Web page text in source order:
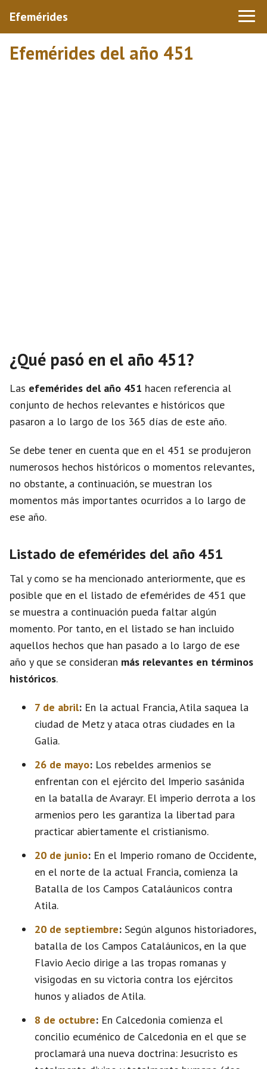
Efemérides
Efemérides del año 451
¿Qué pasó en el año 451?
Las efemérides del año 451 hacen referencia al
conjunto de hechos relevantes e históricos que
pasaron a lo largo de los 365 días de este año.
Se debe tener en cuenta que en el 451 se produjeron
numerosos hechos históricos o momentos relevantes,
no obstante, a continuación, se muestran los
momentos más importantes ocurridos a lo largo de
ese año.
Listado de efemérides del año 451
Tal y como se ha mencionado anteriormente, que es
posible que en el listado de efemérides de 451 que
se muestra a continuación pueda faltar algún
momento. Por tanto, en el listado se han incluido
aquellos hechos que han pasado a lo largo de ese
año y que se consideran más relevantes en términos
históricos.
7 de abril: En la actual Francia, Atila saquea la
ciudad de Metz y ataca otras ciudades en la
Galia.
26 de mayo: Los rebeldes armenios se
enfrentan con el ejército del Imperio sasánida
en la batalla de Avarayr. El imperio derrota a los
armenios pero les garantiza la libertad para
practicar abiertamente el cristianismo.
20 de junio: En el Imperio romano de Occidente,
en el norte de la actual Francia, comienza la
Batalla de los Campos Cataláunicos contra
Atila.
20 de septiembre: Según algunos historiadores,
batalla de los Campos Cataláunicos, en la que
Flavio Aecio dirige a las tropas romanas y
visigodas en su victoria contra los ejércitos
hunos y aliados de Atila.
8 de octubre: En Calcedonia comienza el
concilio ecuménico de Calcedonia en el que se
proclamará una nueva doctrina: Jesucristo es